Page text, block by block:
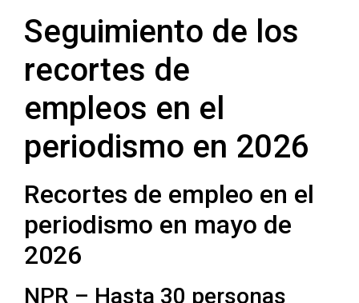
Seguimiento de los
recortes de
empleos en el
periodismo en 2026
Recortes de empleo en el
periodismo en mayo de
2026
NPR – Hasta 30 personas